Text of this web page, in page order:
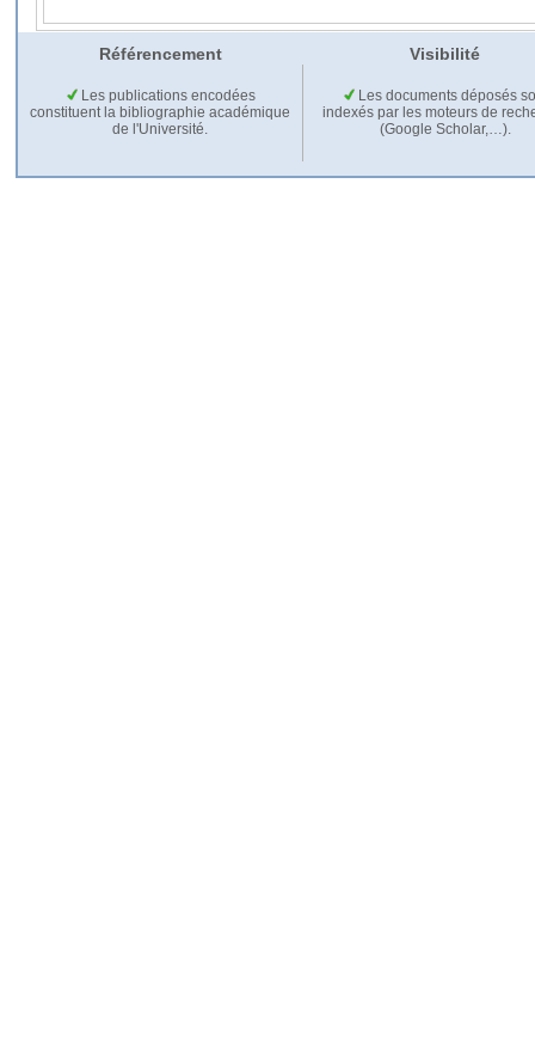
Référencement Visibilité
Les publications encodées
constituent la bibliographie académique
de l'Université.
Les documents déposés
indexés par les moteurs de
(Google Scholar,…).